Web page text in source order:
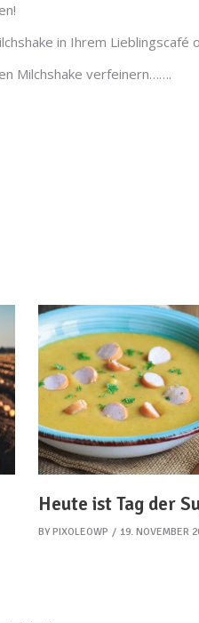
in Ihrem
Milchshake verfeinern…….
Heute ist Tag der
BY PIXOLEOWP 19. NOVEMBER